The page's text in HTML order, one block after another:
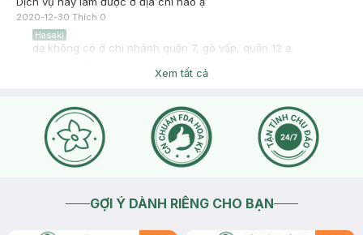
2020-12-30 Thích 0
Hasaki
dạ không có ở chi nhánh quận 7, gò vấp, quận 12 ạ.
2020-12-31 Thích
Xem tất cả
GỢI Ý DÀNH RIÊNG CHO BẠN